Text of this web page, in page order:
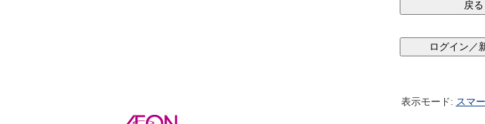
表示モード: スマ